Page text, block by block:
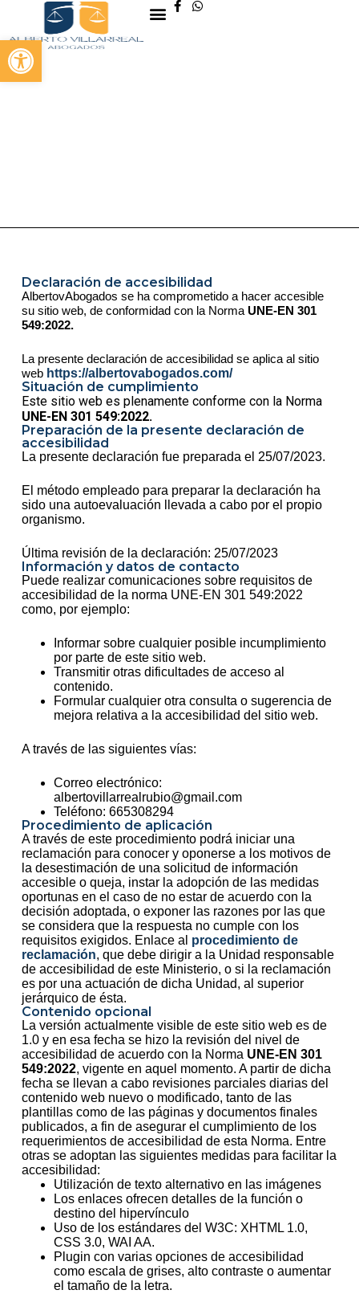
Abrir barra de herramientas
l
t
a
d
Declaración de accesibilidad
AlbertovAbogados se ha comprometido a hacer accesible
su sitio web, de conformidad con la Norma UNE-EN 301
549:2022.
La presente declaración de accesibilidad se aplica al sitio
web https://albertovabogados.com/
Situación de cumplimiento
Este sitio web es plenamente conforme con la Norma
UNE-EN 301 549:2022.
Preparación de la presente declaración de
accesibilidad
La presente declaración fue preparada el 25/07/2023.
El método empleado para preparar la declaración ha
sido una autoevaluación llevada a cabo por el propio
organismo.
Última revisión de la declaración: 25/07/2023
Información y datos de contacto
Puede realizar comunicaciones sobre requisitos de
accesibilidad de la norma UNE-EN 301 549:2022
como, por ejemplo:
Informar sobre cualquier posible incumplimiento
por parte de este sitio web.
Transmitir otras dificultades de acceso al
contenido.
Formular cualquier otra consulta o sugerencia de
mejora relativa a la accesibilidad del sitio web.
A través de las siguientes vías:
Correo electrónico:
albertovillarrealrubio@gmail.com
Teléfono: 665308294
Procedimiento de aplicación
A través de este procedimiento podrá iniciar una
reclamación para conocer y oponerse a los motivos de
la desestimación de una solicitud de información
accesible o queja, instar la adopción de las medidas
oportunas en el caso de no estar de acuerdo con la
decisión adoptada, o exponer las razones por las que
se considera que la respuesta no cumple con los
requisitos exigidos. Enlace al procedimiento de
reclamación, que debe dirigir a la Unidad responsable
de accesibilidad de este Ministerio, o si la reclamación
es por una actuación de dicha Unidad, al superior
jerárquico de ésta.
Contenido opcional
La versión actualmente visible de este sitio web es de
1.0 y en esa fecha se hizo la revisión del nivel de
accesibilidad de acuerdo con la Norma UNE-EN 301
549:2022, vigente en aquel momento. A partir de dicha
fecha se llevan a cabo revisiones parciales diarias del
contenido web nuevo o modificado, tanto de las
plantillas como de las páginas y documentos finales
publicados, a fin de asegurar el cumplimiento de los
requerimientos de accesibilidad de esta Norma. Entre
otras se adoptan las siguientes medidas para facilitar la
accesibilidad:
Utilización de texto alternativo en las imágenes
Los enlaces ofrecen detalles de la función o
destino del hipervínculo
Uso de los estándares del W3C: XHTML 1.0,
CSS 3.0, WAI AA.
Plugin con varias opciones de accesibilidad
como escala de grises, alto contraste o aumentar
el tamaño de la letra.